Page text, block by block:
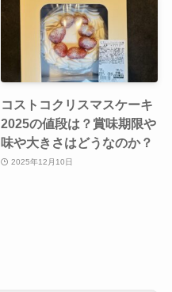
コストコクリスマスケーキ
2025の値段は？賞味期限や
味や大きさはどうなのか？
2025年12月10日